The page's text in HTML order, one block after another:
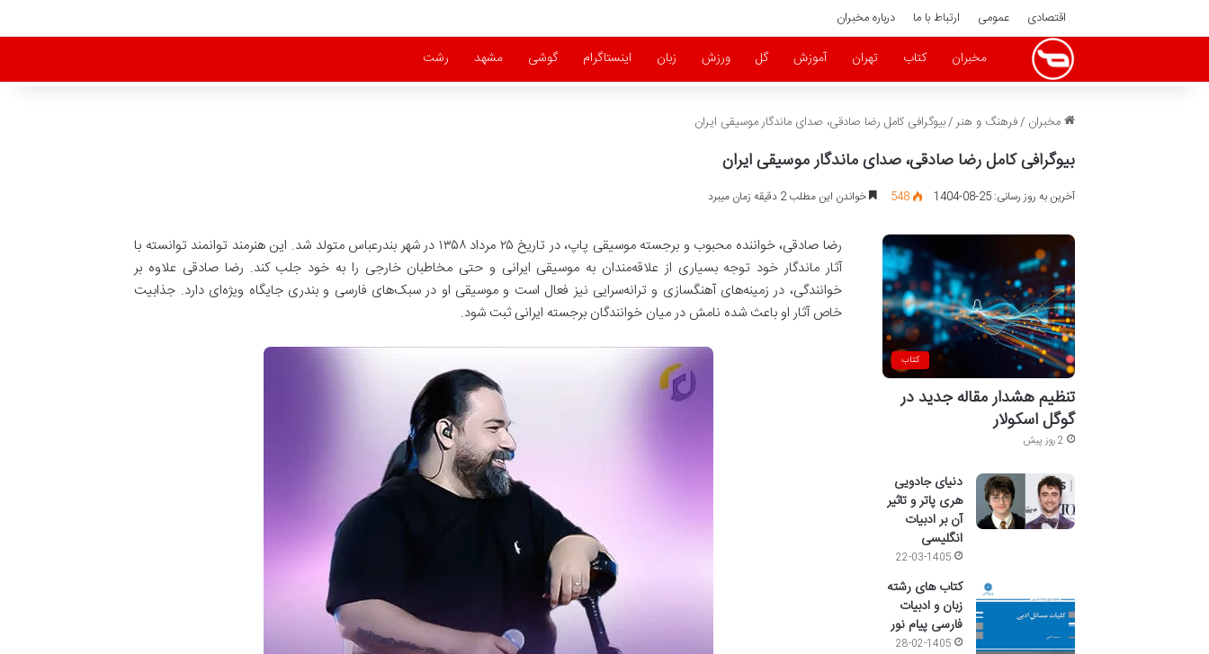
اقتصادی عمومی ارتباط با ما درباره مخبران
مخبران کتاب تهران آموزش گل ورزش زبان اینستاگرام گوشی مشهد رشت
مخبران /فرهنگ و هنر/بیوگرافی کامل رضا صادقی، صدای ماندگار موسیقی ایران
بیوگرافی کامل رضا صادقی، صدای ماندگار موسیقی ایران
آخرین به روز رسانی: 25-08-1404 548 خواندن این مطلب 2 دقیقه زمان میبرد
رضا صادقی، خواننده محبوب و برجسته موسیقی پاپ، در تاریخ ۲۵ مرداد ۱۳۵۸ در شهر بندرعباس متولد شد. این هنرمند توانمند توانسته با
آثار ماندگار خود توجه بسیاری از علاقه‌مندان به موسیقی ایرانی و حتی مخاطبان خارجی را به خود جلب کند. رضا صادقی علاوه بر
خوانندگی، در زمینه‌های آهنگسازی و ترانه‌سرایی نیز فعال است و موسیقی او در سبک‌های فارسی و بندری جایگاه ویژه‌ای دارد. جذابیت
خاص آثار او باعث شده نامش در میان خوانندگان برجسته ایرانی ثبت شود.
کتاب
تنظیم هشدار مقاله جدید در
گوگل اسکولار
2 روز پیش
دنیای جادویی
هری پاتر و تاثیر
آن بر ادبیات
انگلیسی
22-03-1405
کتاب های رشته
زبان و ادبیات
فارسی پیام نور
28-02-1405